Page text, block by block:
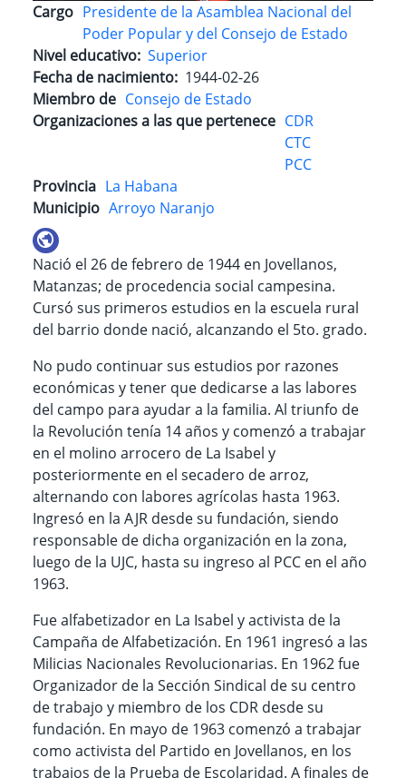
Cargo Presidente de la Asamblea Nacional del
Poder Popular y del Consejo de Estado
Nivel educativo Superior
Fecha de nacimiento 1944-02-26
Miembro de Consejo de Estado
Organizaciones a las que pertenece CDR
CTC
PCC
Provincia La Habana
Municipio Arroyo Naranjo
Nació el 26 de febrero de 1944 en Jovellanos,
Matanzas; de procedencia social campesina.
Cursó sus primeros estudios en la escuela rural
del barrio donde nació, alcanzando el 5to. grado.
No pudo continuar sus estudios por razones
económicas y tener que dedicarse a las labores
del campo para ayudar a la familia. Al triunfo de
la Revolución tenía 14 años y comenzó a trabajar
en el molino arrocero de La Isabel y
posteriormente en el secadero de arroz,
alternando con labores agrícolas hasta 1963.
Ingresó en la AJR desde su fundación, siendo
responsable de dicha organización en la zona,
luego de la UJC, hasta su ingreso al PCC en el año
1963.
Fue alfabetizador en La Isabel y activista de la
Campaña de Alfabetización. En 1961 ingresó a las
Milicias Nacionales Revolucionarias. En 1962 fue
Organizador de la Sección Sindical de su centro
de trabajo y miembro de los CDR desde su
fundación. En mayo de 1963 comenzó a trabajar
como activista del Partido en Jovellanos, en los
trabajos de la Prueba de Escolaridad. A finales de